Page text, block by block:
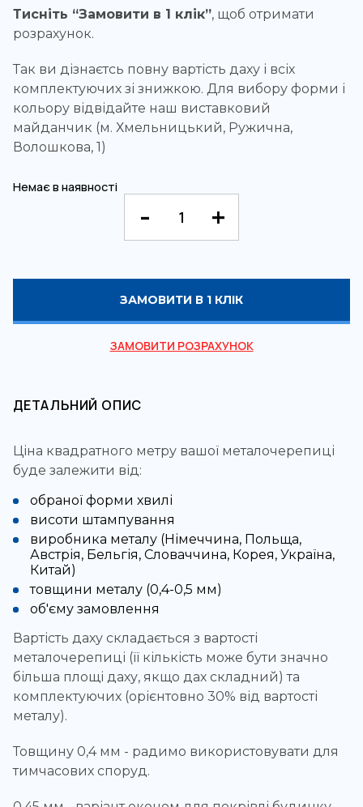
Тисніть “Замовити в 1 клік”, щоб отримати
розрахунок.
Так ви дізнаєтсь повну вартість даху і всіх
комплектуючих зі знижкою. Для вибору форми і
кольору відвідайте наш виставковий
майданчик (м. Хмельницький, Ружична,
Волошкова, 1)
Немає в наявності
ЗАМОВИТИ В 1 КЛІК
ЗАМОВИТИ РОЗРАХУНОК
ДЕТАЛЬНИЙ ОПИС
Ціна квадратного метру вашої металочерепиці
буде залежити від:
обраної форми хвилі
висоти штампування
виробника металу (Німеччина, Польща,
Австрія, Бельгія, Словаччина, Корея, Україна,
Китай)
товщини металу (0,4-0,5 мм)
об'єму замовлення
Вартість даху складається з вартості
металочерепиці (її кількість може бути значно
більша площі даху, якщо дах складний) та
комплектуючих (орієнтовно 30% від вартості
металу).
Товщину 0,4 мм - радимо використовувати для
тимчасових споруд.